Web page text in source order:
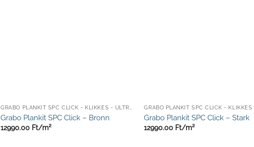
GRABO PLANKIT SPC CLICK - KLIKKES - ULTRA ELLENÁLLÓ
Grabo Plankit SPC Click – Bronn
12990.00 Ft/m²
Grabo Plankit SPC Click – Stark
12990.00 Ft/m²